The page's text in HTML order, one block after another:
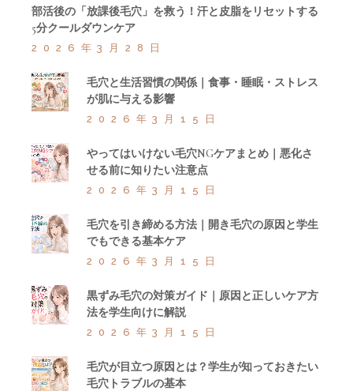
部活後の「放課後毛穴」を救う！汗と皮脂をリセットする
5分クールダウンケア
2026年3月28日
毛穴と生活習慣の関係｜食事・睡眠・ストレス
が肌に与える影響
2026年3月15日
やってはいけない毛穴NGケアまとめ｜悪化さ
せる前に知りたい注意点
2026年3月15日
毛穴を引き締める方法｜開き毛穴の原因と学生
でもできる基本ケア
2026年3月15日
黒ずみ毛穴の対策ガイド｜原因と正しいケア方
法を学生向けに解説
2026年3月15日
毛穴が目立つ原因とは？学生が知っておきたい
毛穴トラブルの基本